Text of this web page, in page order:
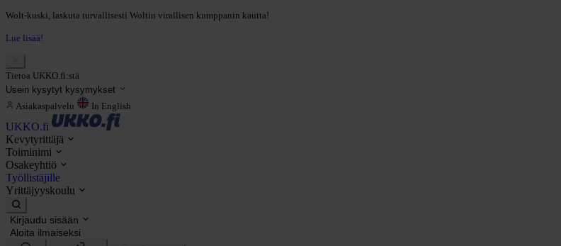
Wolt-kuski, laskuta turvallisesti Woltin virallisen kumppanin kautta!
Lue lisää!
Tietoa UKKO.fi:stä
Usein kysytyt kysymykset
Asiakaspalvelu In English
UKKO.fi
Kevytyrittäjä
Toiminimi
Osakeyhtiö
Työllistäjille
Yrittäjyyskoulu
Kirjaudu sisään
Aloita ilmaiseksi